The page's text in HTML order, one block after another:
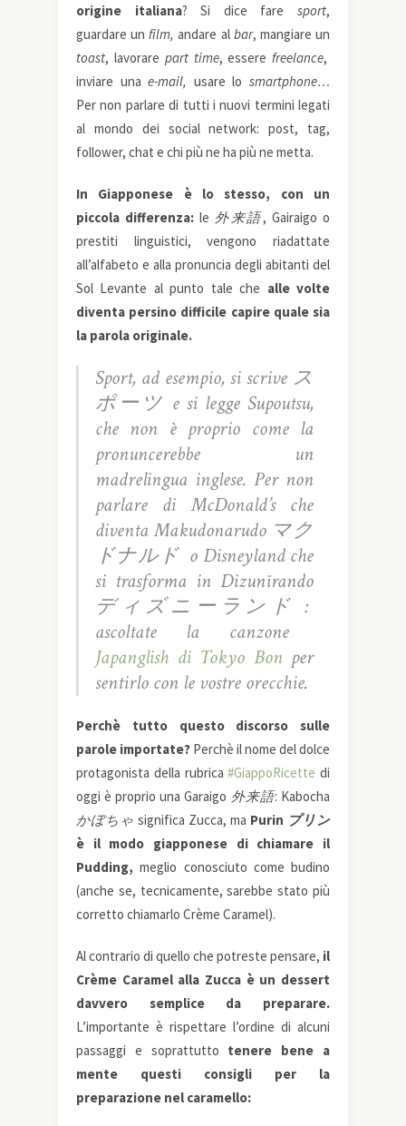
origine italiana? Si dice faresport,
guardare un film,andare albar, mangiare un
toast, lavorare part time, essere freelance,
inviare unae-mail, usare losmartphone…
Per non parlare di tutti i nuovi termini legati
al mondo dei social network: post, tag,
follower, chat e chi più ne ha più ne metta.
In Giapponese è lo stesso, con un
piccola differenza:le 外来語, Gairaigo o
prestiti linguistici, vengono riadattate
all’alfabeto e alla pronuncia degli abitanti del
Sol Levante al punto tale che alle volte
diventa persino difficile capire quale sia
la parola originale.
Sport, ad esempio, si scrive ス
ポーツ e si legge Supoutsu,
che non è proprio come la
pronuncerebbe un
madrelingua inglese. Per non
parlare di McDonald’s che
diventaMakudonarudo マク
ドナルド o Disneyland che
si trasforma in Dizunīrando
ディズニーランド :
ascoltate la canzone
Japanglish di Tokyo Bonper
sentirlo con le vostre orecchie.
Perchè tutto questo discorso sulle
parole importate? Perchè il nome del dolce
protagonista della rubrica#GiappoRicette di
oggi è proprio una Garaigo 外来語: Kabocha
かぼちゃ significa Zucca, ma Purin プリン
è il modo giapponese di chiamare il
Pudding, meglio conosciuto come budino
(anche se, tecnicamente, sarebbe stato più
corretto chiamarlo Crème Caramel).
Al contrario di quello che potreste pensare, il
Crème Caramel alla Zucca è un dessert
davvero semplice da preparare.
L’importante è rispettare l’ordine di alcuni
passaggi e soprattutto tenere bene a
mente questi consigli per la
preparazione nel caramello: